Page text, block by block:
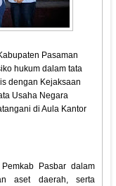
Pasaman
hukum dalam tata
dengan Kejaksaan
Usaha Negara
di Aula Kantor
Pasbar dalam
aset daerah, serta